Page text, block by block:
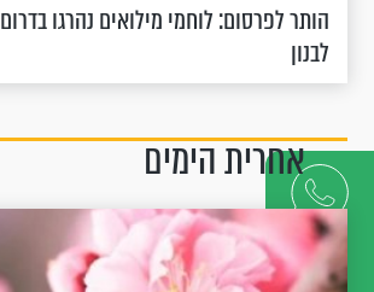
דברו
איתנו
הותר לפרסום: לוחמי מילואים נהרגו בדרום
לבנון
אחרית הימים